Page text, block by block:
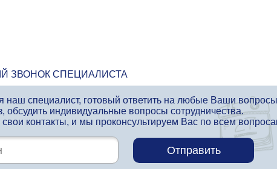
ЗВОНОК СПЕЦИАЛИСТА
специалист, готовый ответить на любые Ваши
обсудить индивидуальные вопросы сотрудничества.
контакты, и мы проконсультируем Вас по всем